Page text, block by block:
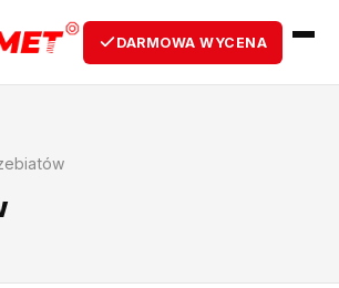
DARMOWA WYCENA